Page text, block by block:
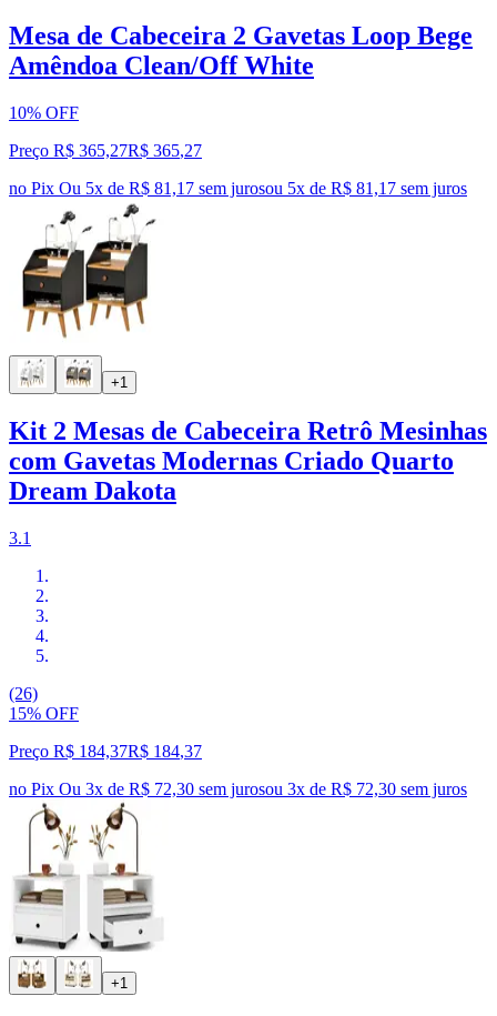
Mesa de Cabeceira 2 Gavetas Loop Bege
Amêndoa Clean/Off White
10% OFF
Preço R$ 365,27R$ 365,27
no Pix Ou 5x de R$ 81,17 sem jurosou 5x de R$ 81,17 sem juros
+1
Kit 2 Mesas de Cabeceira Retrô Mesinhas
com Gavetas Modernas Criado Quarto
Dream Dakota
3.1
(26)
15% OFF
Preço R$ 184,37R$ 184,37
no Pix Ou 3x de R$ 72,30 sem jurosou 3x de R$ 72,30 sem juros
+1